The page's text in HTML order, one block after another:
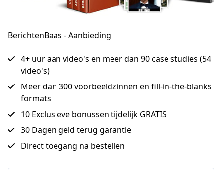
BerichtenBaas - Aanbieding
4+ uur aan video's en meer dan 90 case studies (54
video's)
Meer dan 300 voorbeeldzinnen en fill-in-the-blanks
formats
10 Exclusieve bonussen tijdelijk GRATIS
30 Dagen geld terug garantie
Direct toegang na bestellen